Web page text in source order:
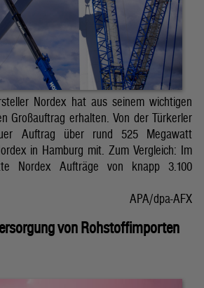
Nordex hat aus seinem wichtigen
Großauftrag erhalten. Von der Türkerler
Auftrag über rund 525 Megawatt
in Hamburg mit. Zum Vergleich: Im
Nordex Aufträge von knapp 3.100
APA/dpa-AFX
von Rohstoffimporten